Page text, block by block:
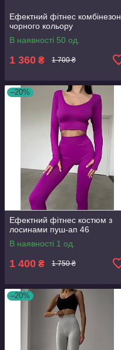
Ефектний фітнес комбінезон
чорного кольору
В наявності 50 од.
1 360 ₴ 1 700 ₴
–20%
Ефектний фітнес костюм з
лосинами пуш-ап 46
В наявності 1 од.
1 400 ₴ 1 750 ₴
–20%